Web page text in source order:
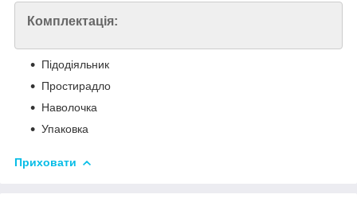
Комплектація:
Підодіяльник
Простирадло
Наволочка
Упаковка
Приховати